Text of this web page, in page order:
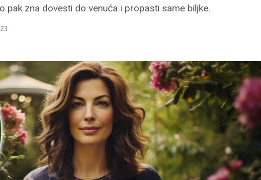
pak zna dovesti do venuća i propasti same biljke.